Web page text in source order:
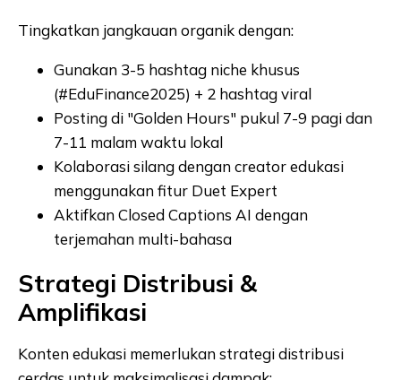
Tingkatkan jangkauan organik dengan:
Gunakan 3-5 hashtag niche khusus
(#EduFinance2025) + 2 hashtag viral
Posting di "Golden Hours" pukul 7-9 pagi dan
7-11 malam waktu lokal
Kolaborasi silang dengan creator edukasi
menggunakan fitur Duet Expert
Aktifkan Closed Captions AI dengan
terjemahan multi-bahasa
Strategi Distribusi &
Amplifikasi
Konten edukasi memerlukan strategi distribusi